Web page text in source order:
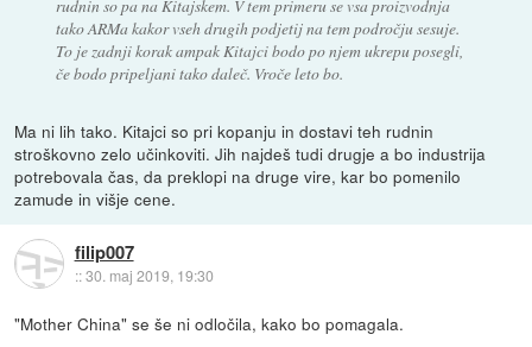
rudnin so pa na Kitajskem. V tem primeru se vsa proizvodnja
tako ARMa kakor vseh drugih podjetij na tem področju sesuje.
To je zadnji korak ampak Kitajci bodo po njem ukrepu posegli,
če bodo pripeljani tako daleč. Vroče leto bo.
Ma ni lih tako. Kitajci so pri kopanju in dostavi teh rudnin
stroškovno zelo učinkoviti. Jih najdeš tudi drugje a bo industrija
potrebovala čas, da preklopi na druge vire, kar bo pomenilo
zamude in višje cene.
filip007
::30. maj 2019, 19:30
"Mother China" se še ni odločila, kako bo pomagala.